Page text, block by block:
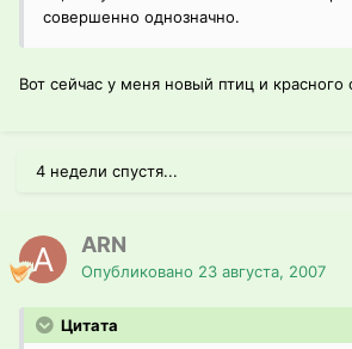
совершенно однозначно.
Вот сейчас у меня новый птиц и красного
4 недели спустя...
ARN
Опубликовано 23 августа, 2007
Цитата